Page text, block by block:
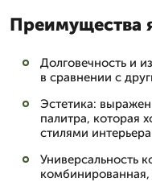
Преимущества
Долговечность и
в сравнении с
Эстетика:
палитра, которая
стилями
Универсальность